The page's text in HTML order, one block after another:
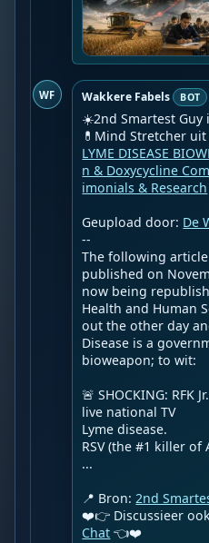
WF Wakkere Fabels BOT
☀️2nd Smartest
LYME DISEASE
n & Doxycycline
imonials & Research
Geupload door: De
--
The following
published on
now being
Health and Human
out the other day
Disease is a
bioweapon; to wit:
🚨 SHOCKING: RFK
live national TV
Lyme disease.
RSV (the #1 killer of
...
📍 Bron: 2nd
❤️👉 Discussieer
Chat 👈❤️